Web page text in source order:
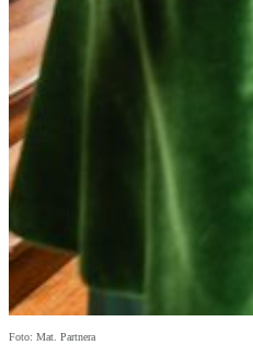
Foto: Mat. Partnera